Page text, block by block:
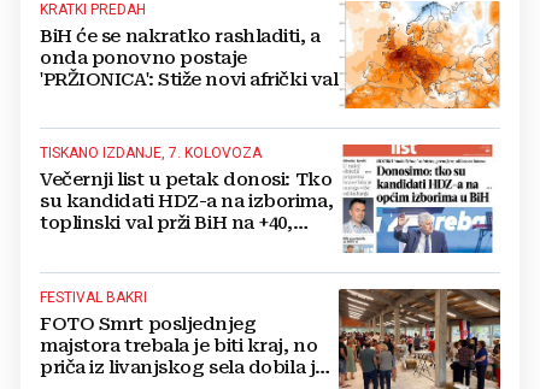
KRATKI PREDAH
BiH će se nakratko rashladiti, a
onda ponovno postaje
'PRŽIONICA': Stiže novi afrički val
TISKANO IZDANJE, 7. KOLOVOZA
Večernji list u petak donosi: Tko
su kandidati HDZ-a na izborima,
toplinski val prži BiH na +40,
FESTIVAL BAKRI
FOTO Smrt posljednjeg
majstora trebala je biti kraj, no
priča iz livanjskog sela dobila je